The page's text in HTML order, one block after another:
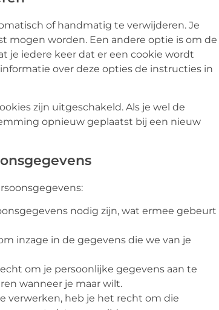
of handmatig te verwijderen. Je
mogen worden. Een andere optie is om de
je iedere keer dat er een cookie wordt
over deze opties de instructies in
zijn uitgeschakeld. Als je wel de
opnieuw geplaatst bij een nieuw
nodig zijn, wat ermee gebeurt
inzage in de gegevens die we van je
om je persoonlijke gegevens aan te
wanneer je maar wilt.
verwerken, heb je het recht om die